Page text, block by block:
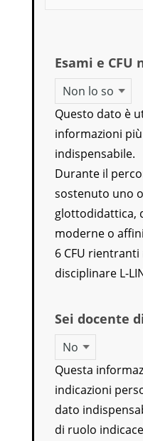
Esami e
Questo dato è
informazioni
indispensabile.
Durante il
sostenuto uno
glottodidattica,
moderne o
6 CFU
disciplinare L-
Sei docente
Questa
indicazioni
dato
di ruolo